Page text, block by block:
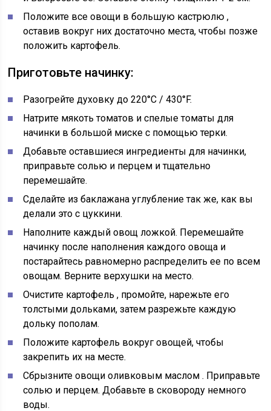
Положите все овощи в большую кастрюлю ,
оставив вокруг них достаточно места, чтобы позже
положить картофель.
Приготовьте начинку:
Разогрейте духовку до 220°C / 430°F.
Натрите мякоть томатов и спелые томаты для
начинки в большой миске с помощью терки.
Добавьте оставшиеся ингредиенты для начинки,
приправьте солью и перцем и тщательно
перемешайте.
Сделайте из баклажана углублениетак же, как вы
делали это с цуккини.
Наполните каждый овощ ложкой. Перемешайте
начинку после наполнения каждого овоща и
постарайтесь равномерно распределить ее по всем
овощам. Верните верхушки на место.
Очистите картофель , промойте, нарежьте его
толстыми дольками, затем разрежьте каждую
дольку пополам.
Положите картофель вокруг овощей, чтобы
закрепить их на месте.
Сбрызните овощи оливковым маслом . Приправьте
солью и перцем. Добавьте в сковороду немного
воды.